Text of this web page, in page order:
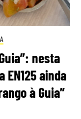
nesta
ainda
à Guia”